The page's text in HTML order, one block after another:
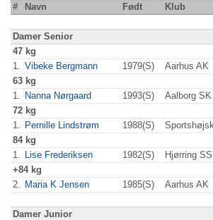
# Navn Født Klub
Damer Senior
47 kg
1. Vibeke Bergmann 1979(S) Aarhus AK
63 kg
1. Nanna Nørgaard 1993(S) Aalborg SK
72 kg
1. Pernille Lindstrøm 1988(S)
84 kg
1. Lise Frederiksen 1982(S) Hjørring SS
+84 kg
2. Maria K Jensen 1985(S) Aarhus AK
Damer Junior